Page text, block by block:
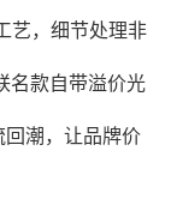
艺，细节处理非
名款自带溢价光
回潮，让品牌价